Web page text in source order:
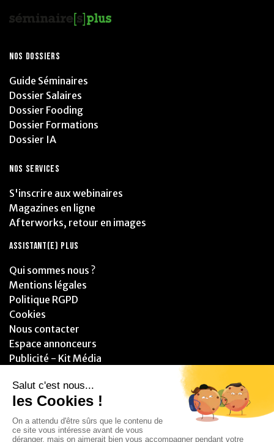
NOS DOSSIERS
Guide Séminaires
Dossier Salaires
Dossier Fooding
Dossier Formations
Dossier IA
NOS SERVICES
S'inscrire aux webinaires
Magazines en ligne
Afterworks, retour en images
ASSISTANT(E) PLUS
Qui sommes nous ?
Mentions légales
Politique RGPD
Cookies
Nous contacter
Espace annonceurs
Publicité - Kit Média
PARTENAIRES